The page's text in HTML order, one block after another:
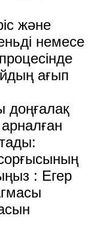
және
немесе
ағып
доңғалақ
‌: Егер